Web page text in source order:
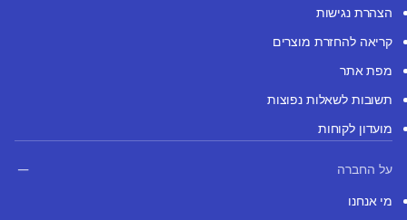
הצהרת נגישות
קריאה להחזרת מוצרים
מפת אתר
תשובות לשאלות נפוצות
מועדון לקוחות
על החברה
מי אנחנו